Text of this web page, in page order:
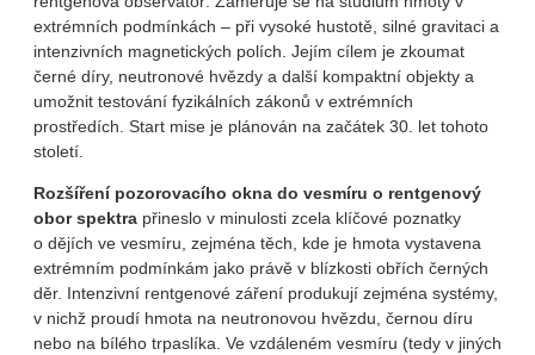
extrémních podmínkách – při vysoké hustotě, silné gravitaci a
intenzivních magnetických polích. Jejím cílem je zkoumat
černé díry, neutronové hvězdy a další kompaktní objekty a
umožnit testování fyzikálních zákonů v extrémních
prostředích. Start mise je plánován na začátek 30. let tohoto
století.
Rozšíření pozorovacího okna do vesmíru o rentgenový
obor spektra přineslo v minulosti zcela klíčové poznatky
o dějích ve vesmíru, zejména těch, kde je hmota vystavena
extrémním podmínkám jako právě v blízkosti obřích černých
děr. Intenzivní rentgenové záření produkují zejména systémy,
v nichž proudí hmota na neutronovou hvězdu, černou díru
nebo na bílého trpaslíka. Ve vzdáleném vesmíru (tedy v jiných